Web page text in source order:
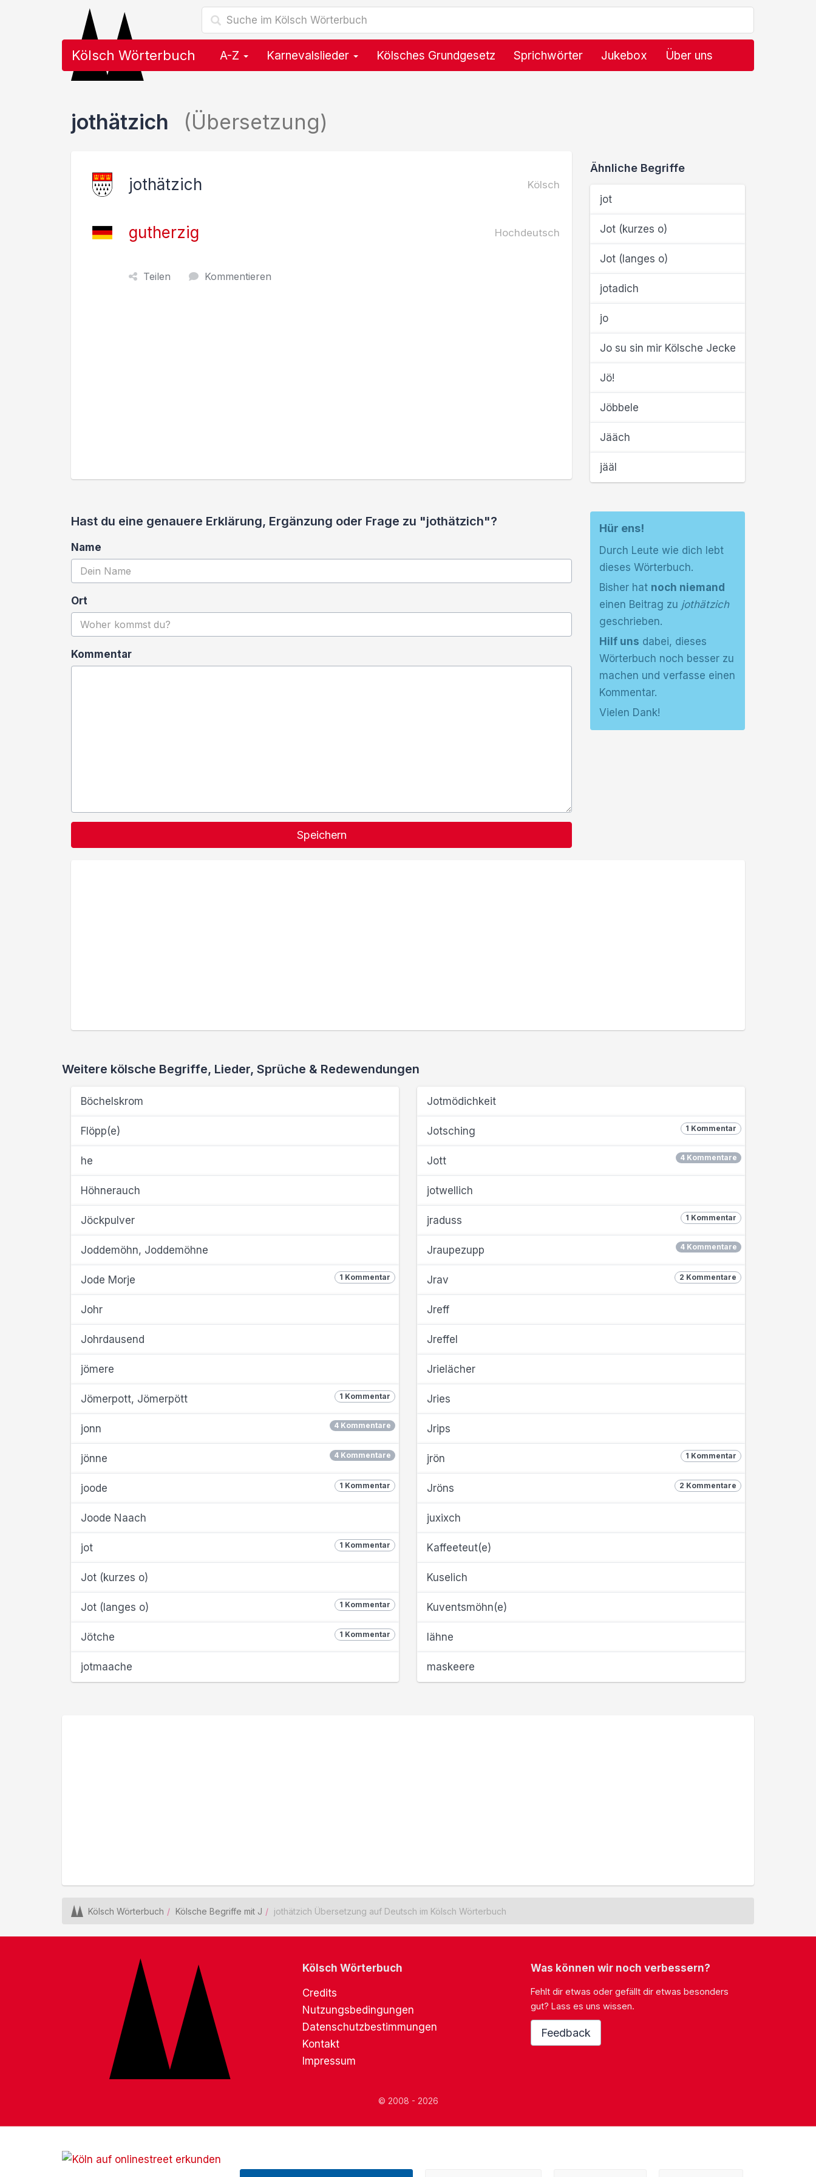
Kölsch Wörterbuch A-Z Karnevalslieder Kölsches Grundgesetz Sprichwörter Jukebox Über uns
jothätzich (Übersetzung)
jothätzich Kölsch
gutherzig Hochdeutsch
Teilen Kommentieren
Ähnliche Begriffe
jot
Jot (kurzes o)
Jot (langes o)
jotadich
jo
Jo su sin mir Kölsche Jecke
Jö!
Jöbbele
Jääch
jääl
Hast du eine genauere Erklärung, Ergänzung oder Frage zu "jothätzich"?
Name
Ort
Kommentar
Speichern
Hür ens!
Durch Leute wie dich lebt
dieses Wörterbuch.
Bisher hat noch niemand
einen Beitrag zu jothätzich
geschrieben.
Hilf uns dabei, dieses
Wörterbuch noch besser zu
machen und verfasse einen
Kommentar.
Vielen Dank!
Weitere kölsche Begriffe, Lieder, Sprüche & Redewendungen
Böchelskrom
Flöpp(e)
he
Höhnerauch
Jöckpulver
Joddemöhn, Joddemöhne
1 Kommentar
Jode Morje
Johr
Johrdausend
jömere
1 Kommentar
Jömerpott, Jömerpött
4 Kommentare
jonn
4 Kommentare
jönne
1 Kommentar
joode
Joode Naach
1 Kommentar
jot
Jot (kurzes o)
1 Kommentar
Jot (langes o)
1 Kommentar
Jötche
jotmaache
Jotmödichkeit
1 Kommentar
Jotsching
4 Kommentare
Jott
jotwellich
1 Kommentar
jraduss
4 Kommentare
Jraupezupp
2 Kommentare
Jrav
Jreff
Jreffel
Jrielächer
Jries
Jrips
1 Kommentar
jrön
2 Kommentare
Jröns
juxixch
Kaffeeteut(e)
Kuselich
Kuventsmöhn(e)
lähne
maskeere
Kölsch Wörterbuch Kölsche Begriffe mit J jothätzich Übersetzung auf Deutsch im Kölsch Wörterbuch
Kölsch Wörterbuch
Credits
Nutzungsbedingungen
Datenschutzbestimmungen
Kontakt
Impressum
Was können wir noch verbessern?
Fehlt dir etwas oder gefällt dir etwas besonders
gut? Lass es uns wissen.
Feedback
© 2008 - 2026